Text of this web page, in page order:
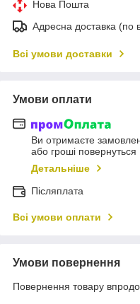
Нова Пошта
Адресна доставка (по
Всі умови доставки
Умови оплати
Ви отримаєте
або гроші
Детальніше
Післяплата
Всі умови оплати
Умови повернення
Повернення товару